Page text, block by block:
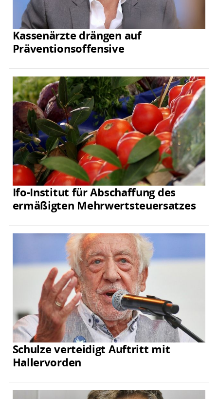
Kassenärzte drängen auf
Präventionsoffensive
Ifo-Institut für Abschaffung des
ermäßigten Mehrwertsteuersatzes
Schulze verteidigt Auftritt mit
Hallervorden